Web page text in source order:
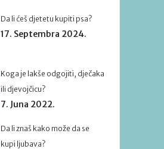
Da li ćeš djetetu kupiti psa?
17. Septembra 2024.
Koga je lakše odgojiti, dječaka
ili djevojčicu?
7. Juna 2022.
Da li znaš kako može da se
kupi ljubava?